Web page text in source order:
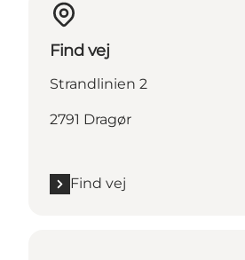
Find vej
Strandlinien 2
2791 Dragør
Find vej